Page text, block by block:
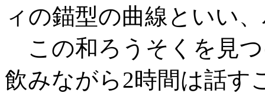
ィの錨型の曲線といい
この和ろうそくを見
飲みながら2時間は話す